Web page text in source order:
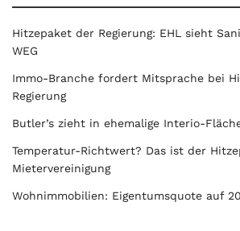
Hitzepaket der Regierung: EHL sieht
WEG
Immo-Branche fordert Mitsprache bei
Regierung
Butler’s zieht in ehemalige Interio-
Temperatur-Richtwert? Das ist der
Mietervereinigung
Wohnimmobilien: Eigentumsquote auf